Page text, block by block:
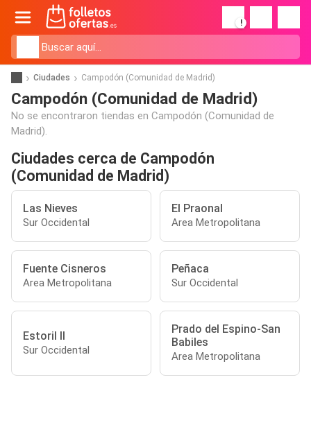
!
Ciudades Campodón (Comunidad de Madrid)
Campodón (Comunidad de Madrid)
No se encontraron tiendas en Campodón (Comunidad de
Madrid).
Ciudades cerca de Campodón
(Comunidad de Madrid)
Las Nieves
Sur Occidental
El Praonal
Area Metropolitana
Fuente Cisneros
Area Metropolitana
Peñaca
Sur Occidental
Estoril II
Sur Occidental
Prado del Espino-San
Babiles
Area Metropolitana